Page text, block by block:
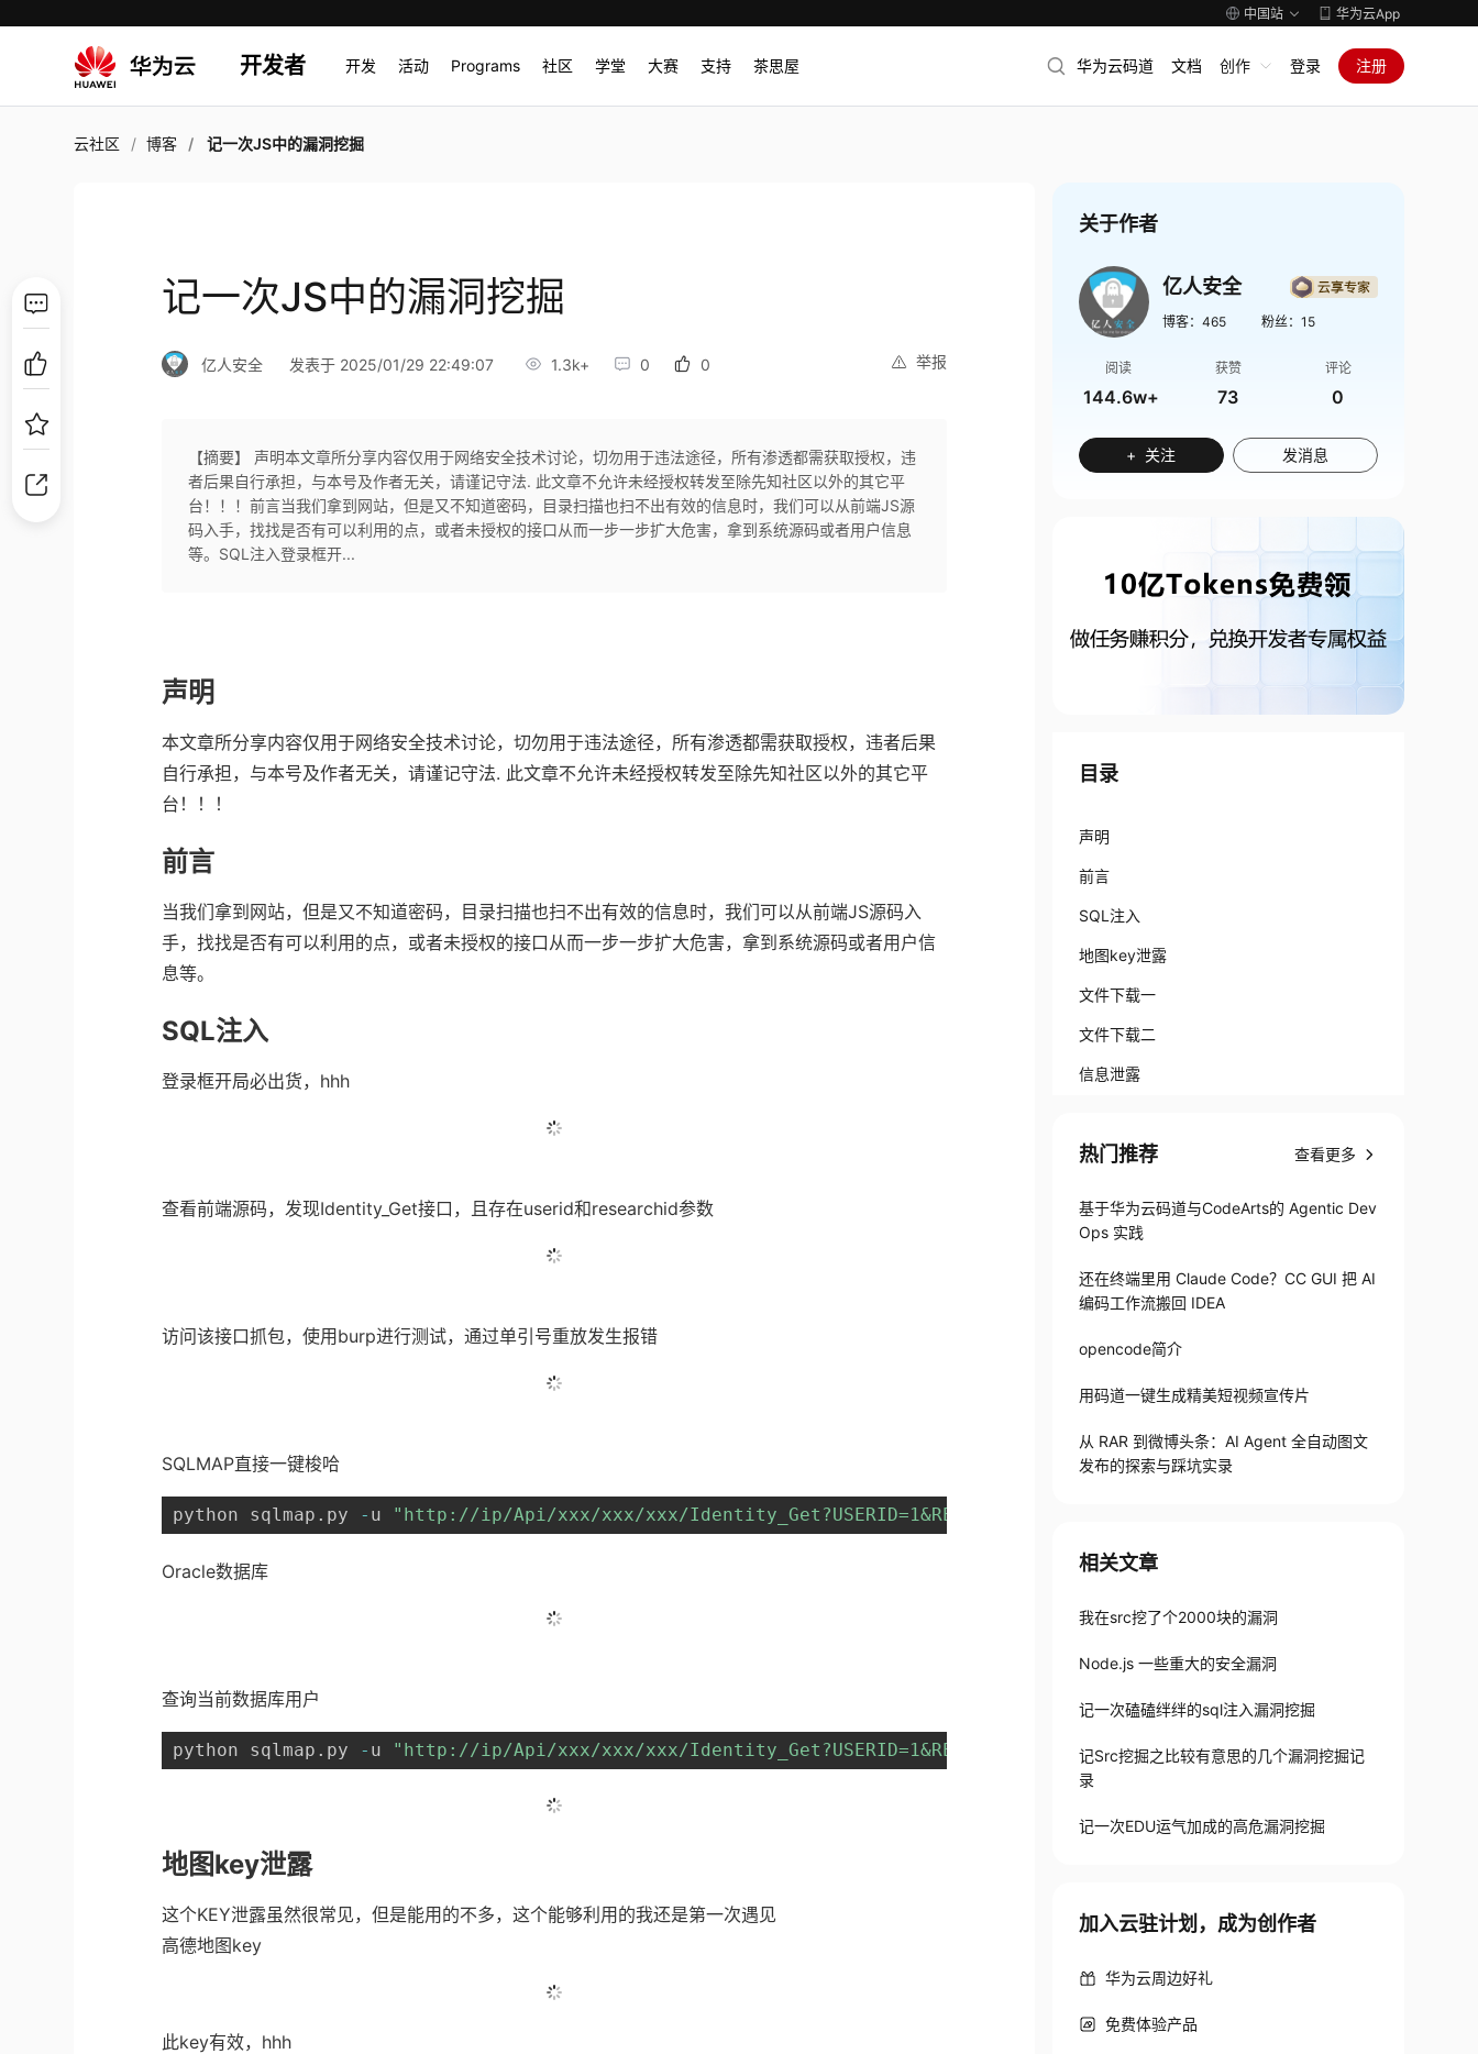
中国站 华为云App
开发者 开发 活动 Programs 社区 学堂 大赛 支持 茶思屋 华为云码道 文档 创作 登录 注册
云社区 博客 记一次JS中的漏洞挖掘
记一次JS中的漏洞挖掘
举报
亿人安全 发表于 2025/01/29 22:49:07 1.3k+ 0 0
【摘要】 声明本文章所分享内容仅用于网络安全技术讨论，切勿用于违法途径，所有渗透都需获取授权，违
者后果自行承担，与本号及作者无关，请谨记守法. 此文章不允许未经授权转发至除先知社区以外的其它平
台！！！前言当我们拿到网站，但是又不知道密码，目录扫描也扫不出有效的信息时，我们可以从前端JS源
码入手，找找是否有可以利用的点，或者未授权的接口从而一步一步扩大危害，拿到系统源码或者用户信息
等。SQL注入登录框开...
声明
本文章所分享内容仅用于网络安全技术讨论，切勿用于违法途径，所有渗透都需获取授权，违者后果
自行承担，与本号及作者无关，请谨记守法. 此文章不允许未经授权转发至除先知社区以外的其它平
台！！！
前言
当我们拿到网站，但是又不知道密码，目录扫描也扫不出有效的信息时，我们可以从前端JS源码入
手，找找是否有可以利用的点，或者未授权的接口从而一步一步扩大危害，拿到系统源码或者用户信
息等。
SQL注入
登录框开局必出货，hhh
查看前端源码，发现Identity_Get接口，且存在userid和researchid参数
访问该接口抓包，使用burp进行测试，通过单引号重放发生报错
SQLMAP直接一键梭哈
python sqlmap . py - u "http://ip/Api/xxx/xxx/xxx/Identity_Get?USERID=1&RESEARCHID=1"
Oracle数据库
查询当前数据库用户
python sqlmap . py - u "http://ip/Api/xxx/xxx/xxx/Identity_Get?USERID=1&RESEARCHID=1" --batch --risk 3 --current
地图key泄露
这个KEY泄露虽然很常见，但是能用的不多，这个能够利用的我还是第一次遇见
高德地图key
此key有效，hhh
关于作者
亿人安全
博客： 465 粉丝： 15
阅读
144.6w+
获赞
73
评论
0
+ 关注 发消息
目录
声明
前言
SQL注入
地图key泄露
文件下载一
文件下载二
信息泄露
热门推荐 查看更多
基于华为云码道与CodeArts的 Agentic Dev
Ops 实践
还在终端里用 Claude Code？CC GUI 把 AI
编码工作流搬回 IDEA
opencode简介
用码道一键生成精美短视频宣传片
从 RAR 到微博头条：AI Agent 全自动图文
发布的探索与踩坑实录
相关文章
我在src挖了个2000块的漏洞
Node.js 一些重大的安全漏洞
记一次磕磕绊绊的sql注入漏洞挖掘
记Src挖掘之比较有意思的几个漏洞挖掘记
录
记一次EDU运气加成的高危漏洞挖掘
加入云驻计划，成为创作者
华为云周边好礼
免费体验产品